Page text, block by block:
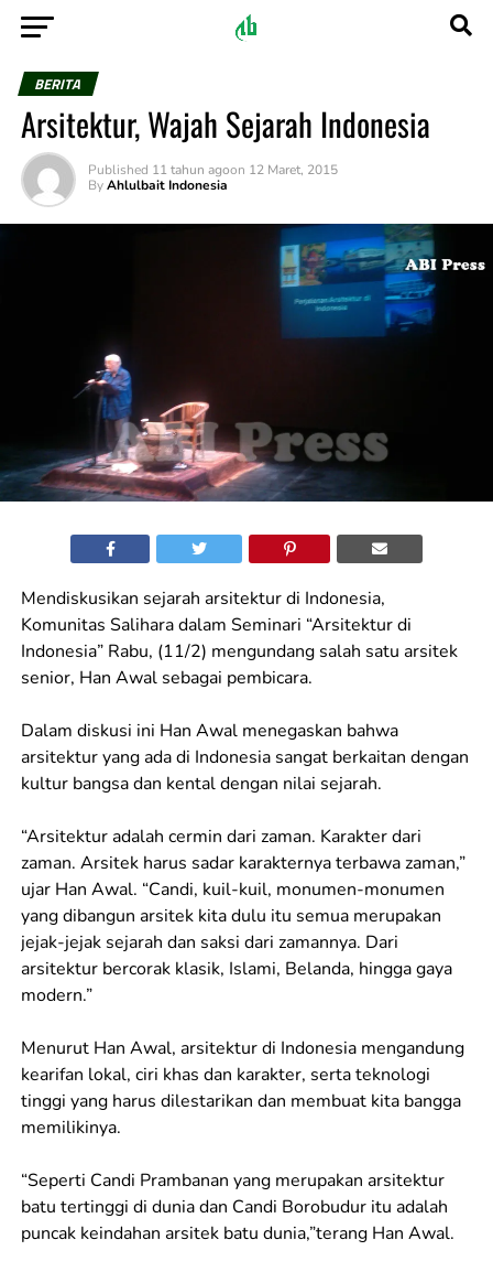
BERITA
Arsitektur, Wajah Sejarah Indonesia
Published 11 tahun agoon 12 Maret, 2015
By Ahlulbait Indonesia
Mendiskusikan sejarah arsitektur di Indonesia,
Komunitas Salihara dalam Seminari “Arsitektur di
Indonesia” Rabu, (11/2) mengundang salah satu arsitek
senior, Han Awal sebagai pembicara.
Dalam diskusi ini Han Awal menegaskan bahwa
arsitektur yang ada di Indonesia sangat berkaitan dengan
kultur bangsa dan kental dengan nilai sejarah.
“Arsitektur adalah cermin dari zaman. Karakter dari
zaman. Arsitek harus sadar karakternya terbawa zaman,”
ujar Han Awal. “Candi, kuil-kuil, monumen-monumen
yang dibangun arsitek kita dulu itu semua merupakan
jejak-jejak sejarah dan saksi dari zamannya. Dari
arsitektur bercorak klasik, Islami, Belanda, hingga gaya
modern.”
Menurut Han Awal, arsitektur di Indonesia mengandung
kearifan lokal, ciri khas dan karakter, serta teknologi
tinggi yang harus dilestarikan dan membuat kita bangga
memilikinya.
“Seperti Candi Prambanan yang merupakan arsitektur
batu tertinggi di dunia dan Candi Borobudur itu adalah
puncak keindahan arsitek batu dunia,”terang Han Awal.